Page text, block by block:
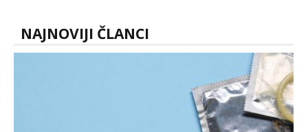
NAJNOVIJI ČLANCI